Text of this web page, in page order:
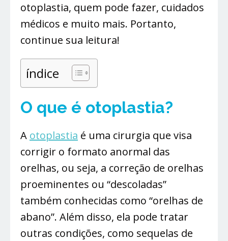
otoplastia, quem pode fazer, cuidados
médicos e muito mais. Portanto,
continue sua leitura!
índice
O que é otoplastia?
A otoplastia é uma cirurgia que visa
corrigir o formato anormal das
orelhas, ou seja, a correção de orelhas
proeminentes ou “descoladas”
também conhecidas como “orelhas de
abano”. Além disso, ela pode tratar
outras condições, como sequelas de